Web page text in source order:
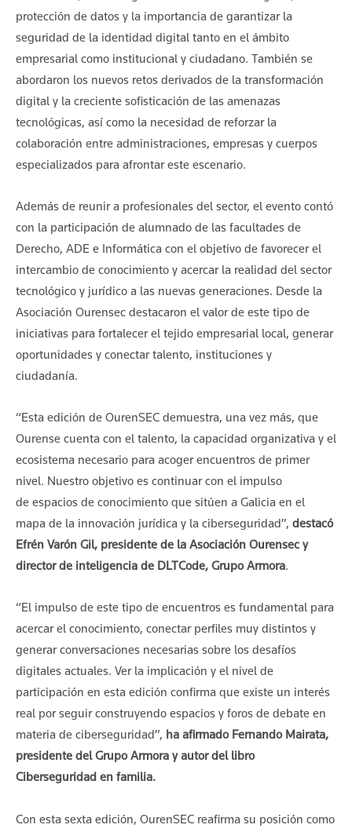
protección de datos y la importancia de garantizar la
seguridad de la identidad digital tanto en el ámbito
empresarial como institucional y ciudadano. También se
abordaron los nuevos retos derivados de la transformación
digital y la creciente sofisticación de las amenazas
tecnológicas, así como la necesidad de reforzar la
colaboración entre administraciones, empresas y cuerpos
especializados para afrontar este escenario.
Además de reunir a profesionales del sector, el evento contó
con la participación de alumnado de las facultades de
Derecho, ADE e Informática con el objetivo de favorecer el
intercambio de conocimiento y acercar la realidad del sector
tecnológico y jurídico a las nuevas generaciones. Desde la
Asociación Ourensec destacaron el valor de este tipo de
iniciativas para fortalecer el tejido empresarial local, generar
oportunidades y conectar talento, instituciones y
ciudadanía.
“Esta edición de OurenSEC demuestra, una vez más, que
Ourense cuenta con el talento, la capacidad organizativa y el
ecosistema necesario para acoger encuentros de primer
nivel. Nuestro objetivo es continuar con el impulso
de espacios de conocimiento que sitúen a Galicia en el
mapa de la innovación jurídica y la ciberseguridad”, destacó
Efrén Varón Gil, presidente de la Asociación Ourensec y
director de inteligencia de DLTCode, Grupo Armora.
“El impulso de este tipo de encuentros es fundamental para
acercar el conocimiento, conectar perfiles muy distintos y
generar conversaciones necesarias sobre los desafíos
digitales actuales. Ver la implicación y el nivel de
participación en esta edición confirma que existe un interés
real por seguir construyendo espacios y foros de debate en
materia de ciberseguridad”, ha afirmado Fernando Mairata,
presidente del Grupo Armora y autor del libro
Ciberseguridad en familia.
Con esta sexta edición, OurenSEC reafirma su posición como